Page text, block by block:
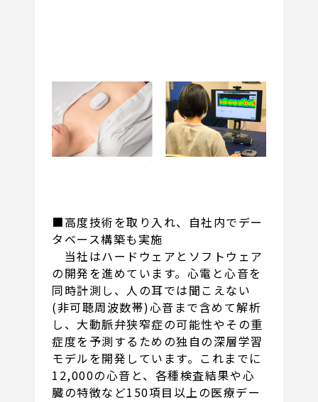
■高度技術を取り入れ、自社内でデー
タベース構築も実施
当社はハードウェアとソフトウェア
の開発を進めています。心電と心音を
同時計測し、人の耳では聞こえない
(非可聴周波数帯)心音まで含めて解析
し、大動脈弁狭窄症の可能性やその重
症度を予測するための独自の深層学習
モデルを開発しています。これまでに
12,000の心音と、各種検査結果や心
臓の特徴など150項目以上の医療デー